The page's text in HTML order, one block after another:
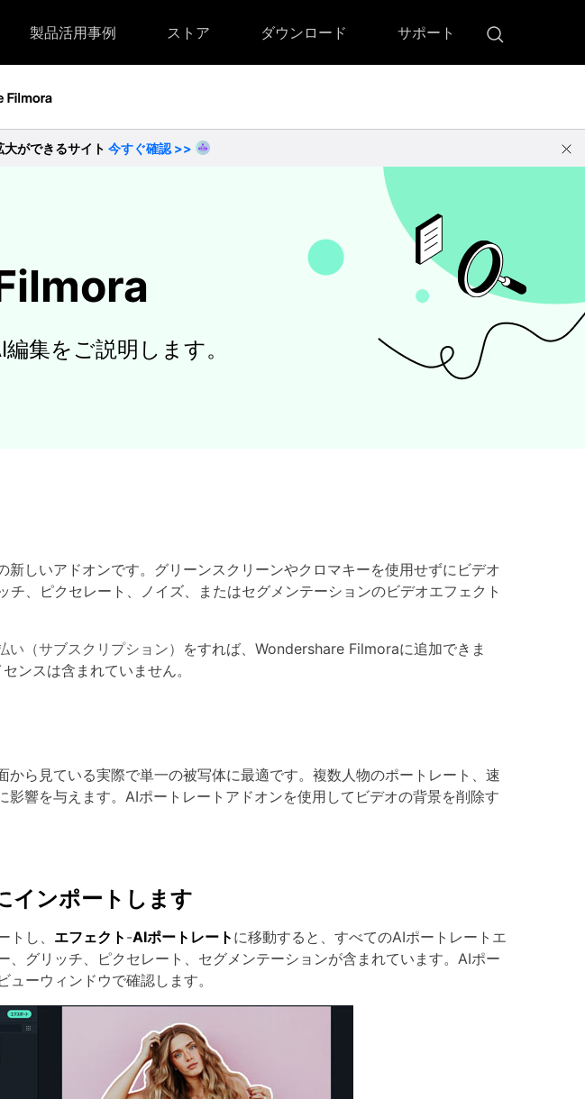
• DVD Memory for Windows
製品活用事例 ストア ダウンロード サポート
大ができるサイト 今すぐ確認 >>
集をご説明します。
しいアドオンです。グリーンスクリーンやクロマキーを使用せずにビデオ
、ピクセレート、ノイズ、またはセグメンテーションのビデオエフェクト
い（サブスクリプション）
をすれば、Wondershare Filmoraに追加できま
ンスは含まれていません。
ら見ている実際で単一の被写体に最適です。複数人物のポートレート、速
影響を与えます。AIポートレートアドオンを使用してビデオの背景を削除す
インポートします
し、 エフェクト -AIポートレート に移動すると、すべてのAIポートレートエ
、グリッチ、ピクセレート、セグメンテーションが含まれています。AIポー
ューウィンドウで確認します。